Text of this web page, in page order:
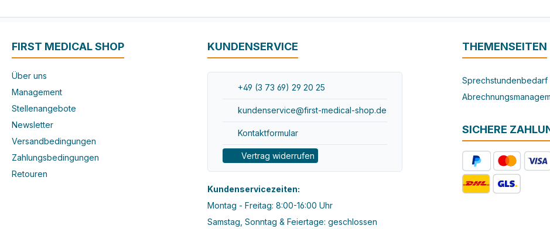
FIRST MEDICAL SHOP
Über uns
Management
Stellenangebote
Newsletter
Versandbedingungen
Zahlungsbedingungen
Retouren
KUNDENSERVICE
+49 (3 73 69) 29 20 25
kundenservice@first-medical-shop.de
Kontaktformular
Vertrag widerrufen
Kundenservicezeiten:
Montag - Freitag: 8:00-16:00 Uhr
Samstag, Sonntag & Feiertage: geschlossen
THEMENSEITEN
Sprechstundenbedarf
SICHERE